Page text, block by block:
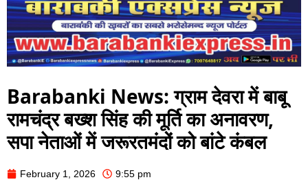
Barabanki News: ग्राम देवरा में बाबू
रामचंद्र बख्श सिंह की मूर्ति का अनावरण,
सपा नेताओं में जरूरतमंदों को बांटे कंबल
February 1, 2026 9:55 pm